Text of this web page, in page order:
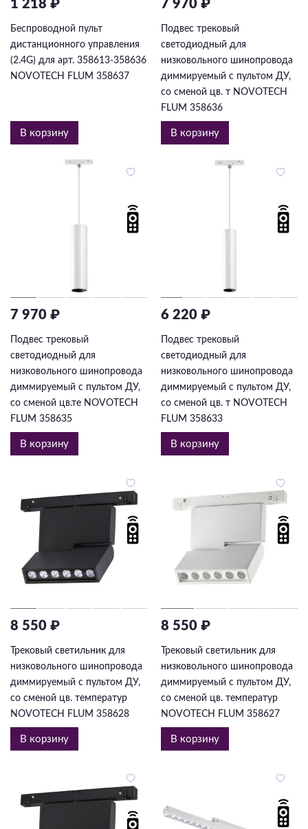
1 218 ₽
Беспроводной пульт
дистанционного управления
(2.4G) для арт. 358613-358636
NOVOTECH FLUM 358637
В корзину
7 970 ₽
Подвес трековый
светодиодный для
низковольного шинопровода
диммируемый с пультом ДУ,
со сменой цв. т NOVOTECH
FLUM 358636
В корзину
7 970 ₽
Подвес трековый
светодиодный для
низковольного шинопровода
диммируемый с пультом ДУ,
со сменой цв.те NOVOTECH
FLUM 358635
В корзину
6 220 ₽
Подвес трековый
светодиодный для
низковольного шинопровода
диммируемый с пультом ДУ,
со сменой цв. т NOVOTECH
FLUM 358633
В корзину
8 550 ₽
Трековый светильник для
низковольного шинопровода
диммируемый с пультом ДУ,
со сменой цв. температур
NOVOTECH FLUM 358628
В корзину
8 550 ₽
Трековый светильник для
низковольного шинопровода
диммируемый с пультом ДУ,
со сменой цв. температур
NOVOTECH FLUM 358627
В корзину